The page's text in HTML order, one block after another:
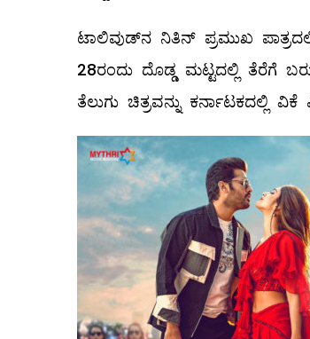
ಟಾಲಿವುಡ್‌ನ ನಿತಿನ್ ಪ್ರಮುಖ
28ರಂದು ದೊಡ್ಡ ಮಟ್ಟದಲ್ಲಿ ತೆರೆಗೆ
ತೆಲುಗು ಚಿತ್ರವನ್ನು ಕರ್ನಾಟಕದಲ್ಲಿ